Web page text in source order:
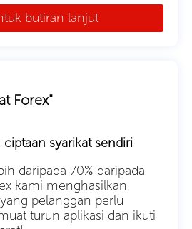
butiran lanjut
Forex"
syarikat sendiri
daripada 70% daripada
kami menghasilkan
pelanggan perlu
turun aplikasi dan ikuti